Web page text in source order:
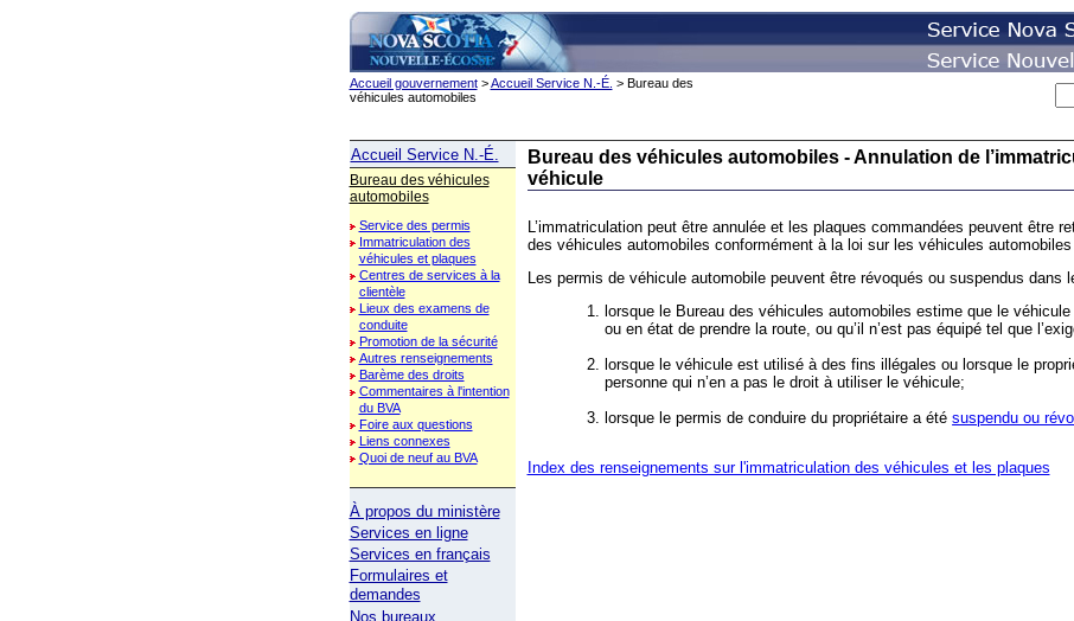
Accueil gouvernement>Accueil Service N.-É. > Bureau des
véhicules automobiles
Accueil Service N.-É.
Bureau des véhicules
automobiles
Service des permis
Immatriculation des
véhicules et plaques
Centres de services à la
clientèle
Lieux des examens de
conduite
Promotion de la sécurité
Autres renseignements
Barème des droits
Commentaires à l'intention
du BVA
Foire aux questions
Liens connexes
Quoi de neuf au BVA
À propos du ministère
Services en ligne
Services en français
Formulaires et
demandes
Nos bureaux
Bureau des véhicules automobiles - Annulation de
véhicule
L’immatriculation peut être annulée et les plaques commandées peuvent être
des véhicules automobiles conformément à la loi sur les véhicules automobiles
Les permis de véhicule automobile peuvent être révoqués ou suspendus dans
lorsque le Bureau des véhicules automobiles estime que le véhicule
ou en état de prendre la route, ou qu’il n’est pas équipé tel que
lorsque le véhicule est utilisé à des fins illégales ou lorsque le
personne qui n’en a pas le droit à utiliser le véhicule;
lorsque le permis de conduire du propriétaire a étésuspendu ou
Index des renseignements sur l'immatriculation des véhicules et les plaques